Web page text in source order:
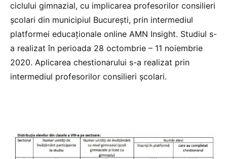
ciclului gimnazial, cu implicarea profesorilor consilieri
şcolari din municipiul Bucureşti, prin intermediul
platformei educaționale online AMN Insight. Studiul s-
a realizat în perioada 28 octombrie – 11 noiembrie
2020. Aplicarea chestionarului s-a realizat prin
intermediul profesorilor consilieri şcolari.